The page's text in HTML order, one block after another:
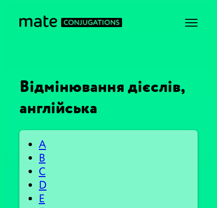
Відмінювання дієслів,
англійська
A
B
C
D
E